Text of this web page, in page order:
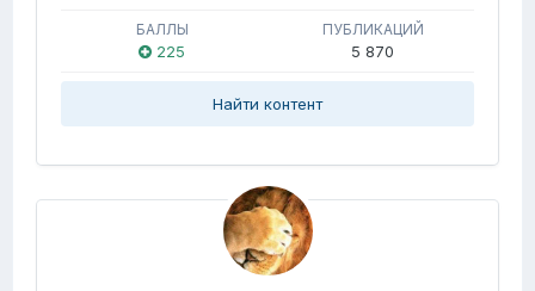
БАЛЛЫ
225
ПУБЛИКАЦИЙ
5 870
Найти контент